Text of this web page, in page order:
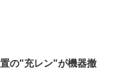
の"充レン"が機器撤